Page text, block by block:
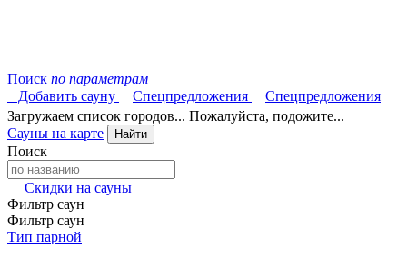
Поиск по параметрам
Добавить сауну
Спецпредложения
Спецпредложения
Загружаем список городов... Пожалуйста, подожите...
Сауны на карте
Найти
Поиск
Скидки на сауны
Фильтр саун
Фильтр саун
Тип парной